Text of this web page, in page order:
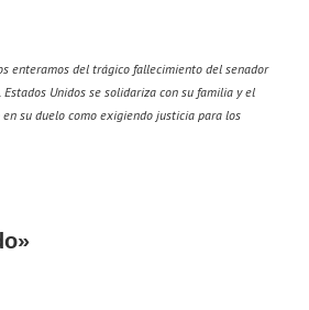
enteramos del trágico fallecimiento del senador
Unidos se solidariza con su familia y el
su duelo como exigiendo justicia para los